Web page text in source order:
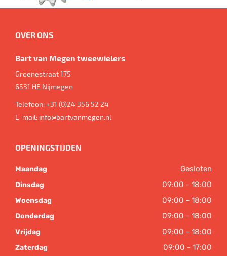
OVER ONS
Bart van Megen tweewielers
Groenestraat 175
6531 HE Nijmegen
Telefoon:+31 (0)24 356 52 24
E-mail: info@bartvanmegen.nl
OPENINGSTIJDEN
Maandag Gesloten
Dinsdag 09:00 - 18:00
Woensdag 09:00 - 18:00
Donderdag 09:00 - 18:00
Vrijdag 09:00 - 18:00
Zaterdag 09:00 - 17:00